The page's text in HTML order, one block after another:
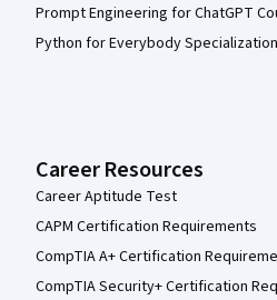
Prompt Engineering for ChatGPT
Python for Everybody Specialization
Career Resources
Career Aptitude Test
CAPM Certification Requirements
CompTIA A+ Certification
CompTIA Security+ Certification